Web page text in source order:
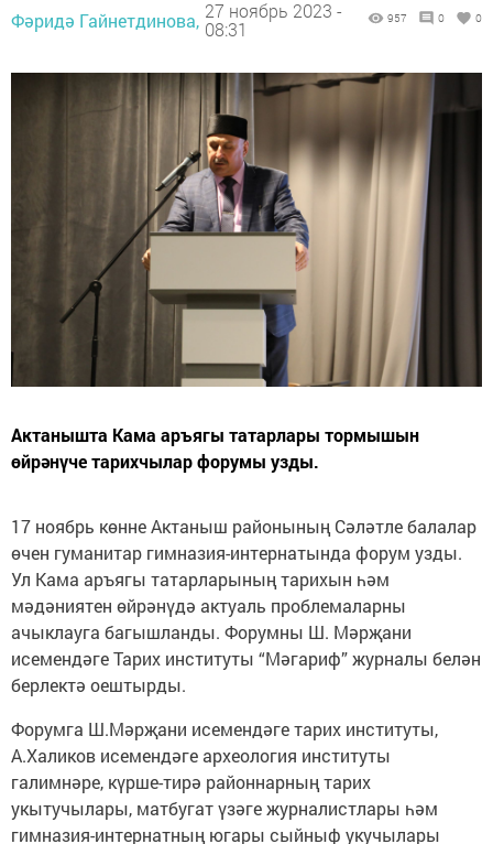
Фәридә Гайнетдинова, 27 ноябрь 2023 -
08:31
957 0 0
Актанышта Кама аръягы татарлары тормышын
өйрәнүче тарихчылар форумы узды.
17 ноябрь көнне Актаныш районының Сәләтле балалар
өчен гуманитар гимназия-интернатында форум узды.
Ул Кама аръягы татарларының тарихын һәм
мәдәниятен өйрәнүдә актуаль проблемаларны
ачыклауга багышланды. Форумны Ш. Мәрҗани
исемендәге Тарих институты “Мәгариф” журналы белән
берлектә оештырды.
Форумга Ш.Мәрҗани исемендәге тарих институты,
А.Халиков исемендәге археология институты
галимнәре, күрше-тирә районнарның тарих
укытучылары, матбугат үзәге журналистлары һәм
гимназия-интернатның югары сыйныф укучылары